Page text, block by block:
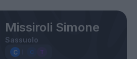
Missiroli Simone
Sassuolo